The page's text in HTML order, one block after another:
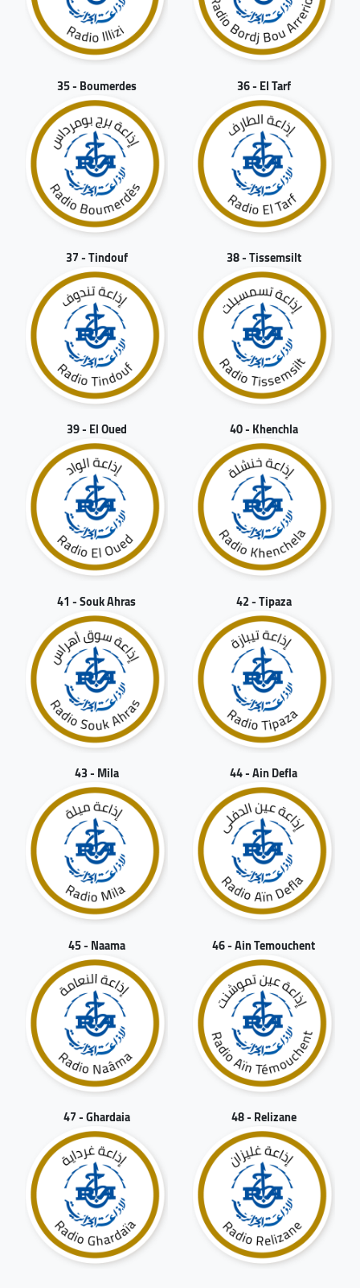
35 - Boumerdes 36 - El Tarf
37 - Tindouf 38 - Tissemsilt
39 - El Oued 40 - Khenchla
41 - Souk Ahras 42 - Tipaza
43 - Mila 44 - Ain Defla
45 - Naama 46 - Ain Temouchent
47 - Ghardaia 48 - Relizane